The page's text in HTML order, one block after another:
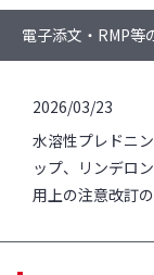
電子添文・RMP等
2026/03/23
水溶性プレドニ
ップ、リンデロ
用上の注意改訂